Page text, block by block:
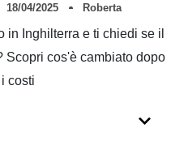
18/04/2025 Roberta
Inghilterra e ti chiedi se il
Scopri cos'è cambiato dopo
costi